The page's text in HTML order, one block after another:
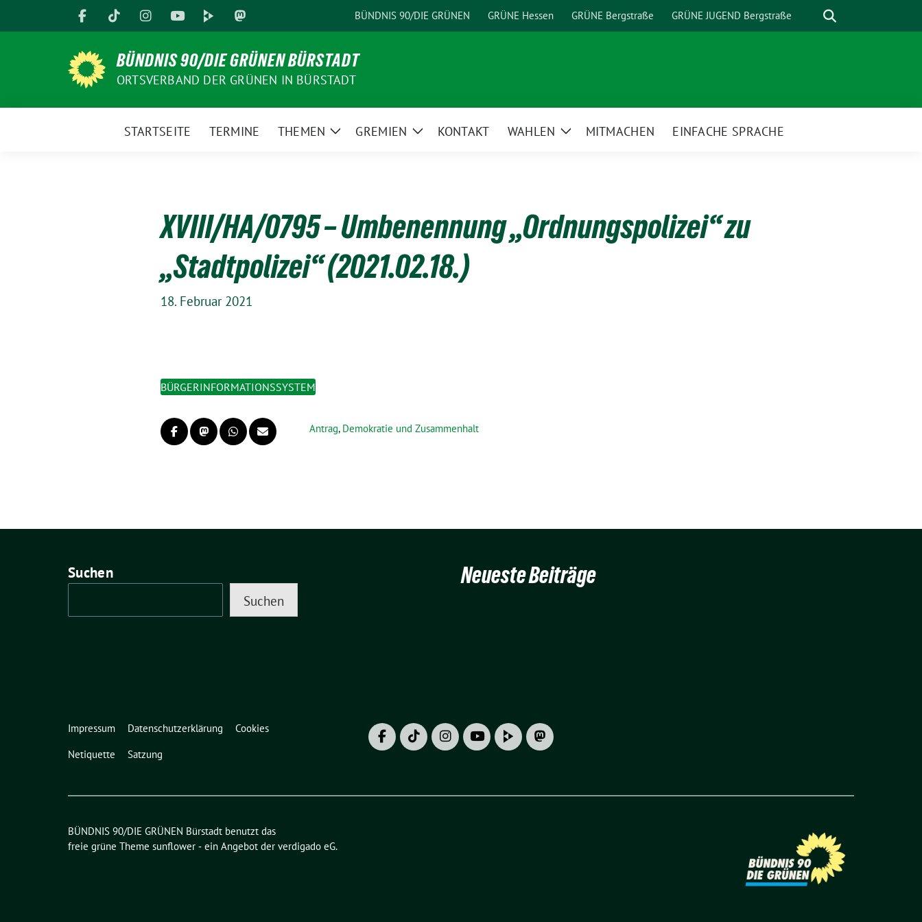
zum
BÜNDNIS 90/DIE GRÜNEN GRÜNE Hessen GRÜNE Bergstraße GRÜNE JUGEND Bergstraße Suche
BÜNDNIS 90/DIE GRÜNEN BÜRSTADT
ORTSVERBAND DER GRÜNEN IN BÜRSTADT
STARTSEITE TERMINE THEMEN
ZeigeGREMIEN
ZeigeKONTAKT WAHLEN
ZeigeMITMACHEN EINFACHE SPRACHE
XVIII/HA/0795 – Umbenennung „Ordnungspolizei“ zu
„Stadtpolizei“ (2021.02.18.)
18. Februar 2021
BÜRGERINFORMATIONSSYSTEM
Antrag, Demokratie und Zusammenhalt
Suchen
Suchen
Neueste Beiträge
Impressum Datenschutzerklärung
Cookies
Netiquette
Satzung
BÜNDNIS 90/DIE GRÜNEN Bürstadt benutzt das
freie grüne Theme sunflower ‐ ein Angebot der verdigado eG.